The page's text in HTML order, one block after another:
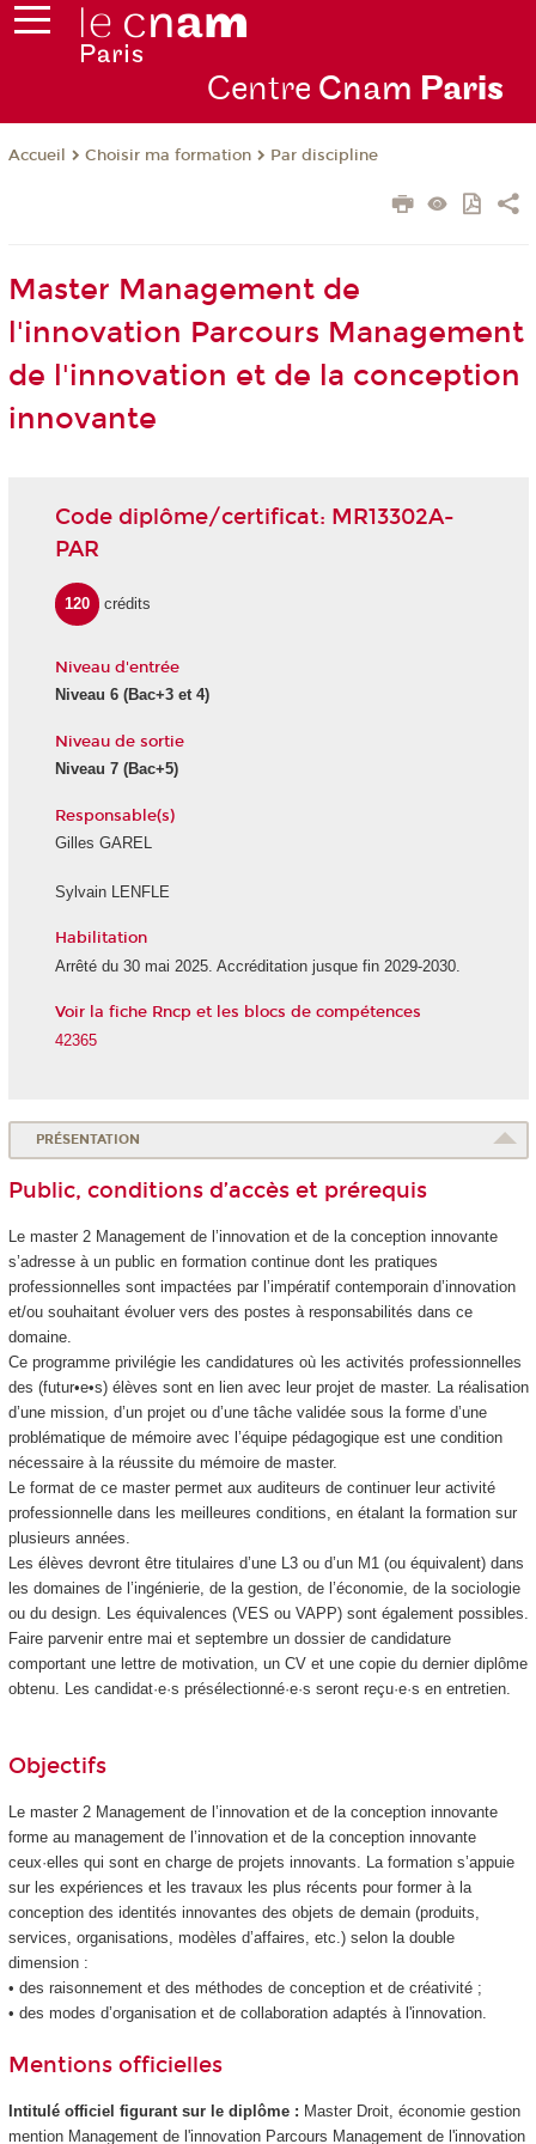
Centre Cnam Paris
Accueil Choisir ma formation Par discipline
Master Management de
l'innovation Parcours Management
de l'innovation et de la conception
innovante
Code diplôme/certificat: MR13302A-
PAR
120 crédits
Niveau d'entrée
Niveau 6(Bac+3 et 4)
Niveau de sortie
Niveau 7(Bac+5)
Responsable(s)
Gilles GAREL
Sylvain LENFLE
Habilitation
Arrêté du 30 mai 2025. Accréditation jusque fin 2029-2030.
Voir la fiche Rncp et les blocs de compétences
42365
PRÉSENTATION
Public, conditions d’accès et prérequis
Le master 2 Management de l’innovation et de la conception innovante
s’adresse à un public en formation continue dont les pratiques
professionnelles sont impactées par l’impératif contemporain d’innovation
et/ou souhaitant évoluer vers des postes à responsabilités dans ce
domaine.
Ce programme privilégie les candidatures où les activités professionnelles
des (futur•e•s) élèves sont en lien avec leur projet de master. La réalisation
d’une mission, d’un projet ou d’une tâche validée sous la forme d’une
problématique de mémoire avec l’équipe pédagogique est une condition
nécessaire à la réussite du mémoire de master.
Le format de ce master permet aux auditeurs de continuer leur activité
professionnelle dans les meilleures conditions, en étalant la formation sur
plusieurs années.
Les élèves devront être titulaires d’une L3 ou d’un M1 (ou équivalent) dans
les domaines de l’ingénierie, de la gestion, de l’économie, de la sociologie
ou du design. Les équivalences (VES ou VAPP) sont également possibles.
Faire parvenir entre mai et septembre un dossier de candidature
comportant une lettre de motivation, un CV et une copie du dernier diplôme
obtenu. Les candidat·e·s présélectionné·e·s seront reçu·e·s en entretien.
Objectifs
Le master 2 Management de l’innovation et de la conception innovante
forme au management de l’innovation et de la conception innovante
ceux·elles qui sont en charge de projets innovants. La formation s’appuie
sur les expériences et les travaux les plus récents pour former à la
conception des identités innovantes des objets de demain (produits,
services, organisations, modèles d’affaires, etc.) selon la double
dimension :
• des raisonnement et des méthodes de conception et de créativité ;
• des modes d’organisation et de collaboration adaptés à l'innovation.
Mentions officielles
Intitulé officiel figurant sur le diplôme : Master Droit, économie gestion
mention Management de l'innovation Parcours Management de l'innovation